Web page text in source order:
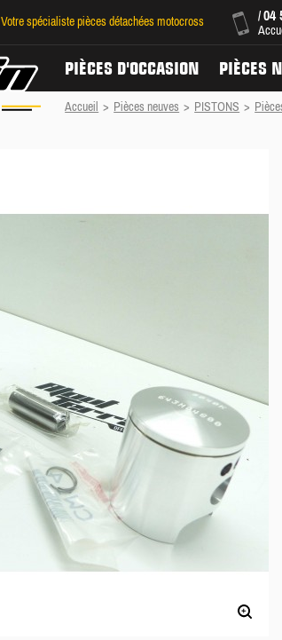
/04
Votre spécialiste pièces détachées motocross
PIÈCES D'OCCASION PIÈCES
Accueil > Pièces neuves > PISTONS >